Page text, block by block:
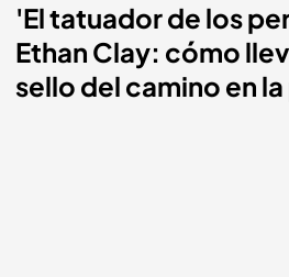
'El tatuador de los
Ethan Clay: cómo
sello del camino en